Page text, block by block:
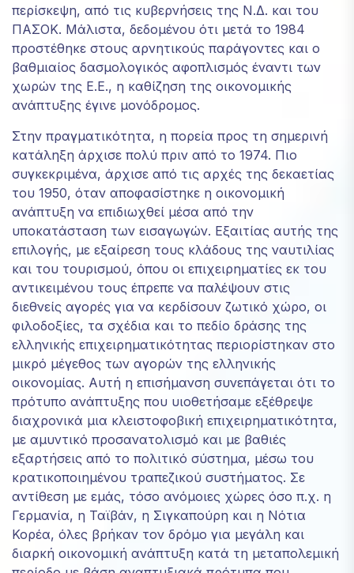
περίσκεψη, από τις κυβερνήσεις της Ν.Δ. και του
ΠΑΣΟΚ. Μάλιστα, δεδομένου ότι μετά το 1984
προστέθηκε στους αρνητικούς παράγοντες και ο
βαθμιαίος δασμολογικός αφοπλισμός έναντι των
χωρών της Ε.Ε., η καθίζηση της οικονομικής
ανάπτυξης έγινε μονόδρομος.
Στην πραγματικότητα, η πορεία προς τη σημερινή
κατάληξη άρχισε πολύ πριν από το 1974. Πιο
συγκεκριμένα, άρχισε από τις αρχές της δεκαετίας
του 1950, όταν αποφασίστηκε η οικονομική
ανάπτυξη να επιδιωχθεί μέσα από την
υποκατάσταση των εισαγωγών. Εξαιτίας αυτής της
επιλογής, με εξαίρεση τους κλάδους της ναυτιλίας
και του τουρισμού, όπου οι επιχειρηματίες εκ του
αντικειμένου τους έπρεπε να παλέψουν στις
διεθνείς αγορές για να κερδίσουν ζωτικό χώρο, οι
φιλοδοξίες, τα σχέδια και το πεδίο δράσης της
ελληνικής επιχειρηματικότητας περιορίστηκαν στο
μικρό μέγεθος των αγορών της ελληνικής
οικονομίας. Αυτή η επισήμανση συνεπάγεται ότι το
πρότυπο ανάπτυξης που υιοθετήσαμε εξέθρεψε
διαχρονικά μια κλειστοφοβική επιχειρηματικότητα,
με αμυντικό προσανατολισμό και με βαθιές
εξαρτήσεις από το πολιτικό σύστημα, μέσω του
κρατικοποιημένου τραπεζικού συστήματος. Σε
αντίθεση με εμάς, τόσο ανόμοιες χώρες όσο π.χ. η
Γερμανία, η Ταϊβάν, η Σιγκαπούρη και η Νότια
Κορέα, όλες βρήκαν τον δρόμο για μεγάλη και
διαρκή οικονομική ανάπτυξη κατά τη μεταπολεμική